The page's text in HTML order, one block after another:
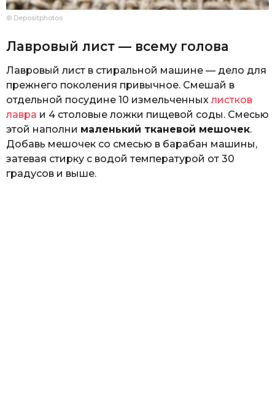
© Depositphotos
Лавровый лист — всему голова
Лавровый лист в стиральной машине — дело для
прежнего поколения привычное. Смешай в
отдельной посудине 10 измельченных листков
лавра и 4 столовые ложки пищевой соды. Смесью
этой наполни маленький тканевой мешочек.
Добавь мешочек со смесью в барабан машины,
затевая стирку с водой температурой от 30
градусов и выше.